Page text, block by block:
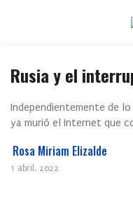
Rusia y el
Independientemente de
ya murió el Internet que
Rosa Miriam Elizalde
1 abril, 2022